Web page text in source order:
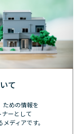
て
ための情報を
ーとして
ディアです。